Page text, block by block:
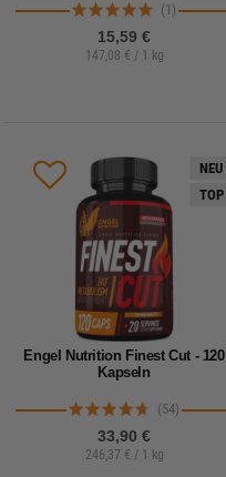
(1)
15,59 €
147,08 € / 1 kg
NEU
TOP
Engel Nutrition Finest Cut - 120
Kapseln
(54)
33,90 €
246,37 € / 1 kg